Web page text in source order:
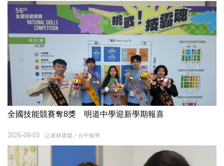
全國技能競賽奪8獎 明道中學迎新學期報喜
記者林重鎣／台中報導
2026-08-03